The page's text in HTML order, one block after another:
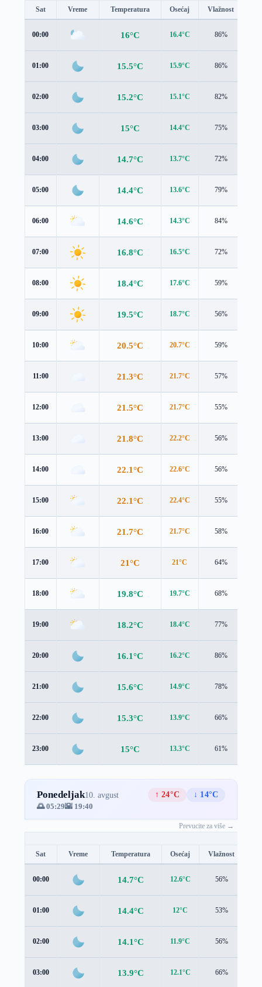
Sat Vreme Temperatura Osećaj Vlažnost
00:00 16°C 16.4°C 86%
01:00 15.5°C 15.9°C 86%
02:00 15.2°C 15.1°C 82%
03:00 15°C 14.4°C 75%
04:00 14.7°C 13.7°C 72%
05:00 14.4°C 13.6°C 79%
06:00 14.6°C 14.3°C 84%
07:00 16.8°C 16.5°C 72%
08:00 18.4°C 17.6°C 59%
09:00 19.5°C 18.7°C 56%
10:00 20.5°C 20.7°C 59%
11:00 21.3°C 21.7°C 57%
12:00 21.5°C 21.7°C 55%
13:00 21.8°C 22.2°C 56%
14:00 22.1°C 22.6°C 56%
15:00 22.1°C 22.4°C 55%
16:00 21.7°C 21.7°C 58%
17:00 21°C 21°C 64%
18:00 19.8°C 19.7°C 68%
19:00 18.2°C 18.4°C 77%
20:00 16.1°C 16.2°C 86%
21:00 15.6°C 14.9°C 78%
22:00 15.3°C 13.9°C 66%
23:00 15°C 13.3°C 61%
Ponedeljak10. avgust ↑ 24°C
↓ 14°C
🌅 05:29🌇 19:40
Prevucite za više →
Sat Vreme Temperatura Osećaj Vlažnost
00:00 14.7°C 12.6°C 56%
01:00 14.4°C 12°C 53%
02:00 14.1°C 11.9°C 56%
03:00 13.9°C 12.1°C 66%